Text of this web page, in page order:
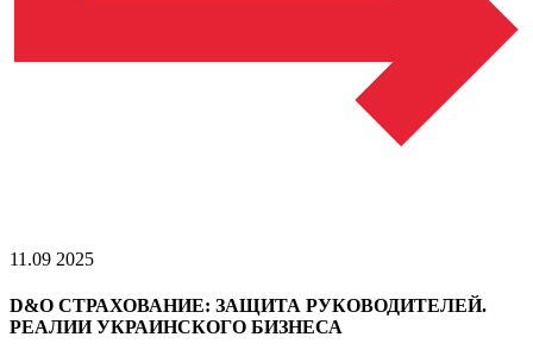
11.09 2025
D&O СТРАХОВАНИЕ: ЗАЩИТА РУКОВОДИТЕЛЕЙ.
РЕАЛИИ УКРАИНСКОГО БИЗНЕСА